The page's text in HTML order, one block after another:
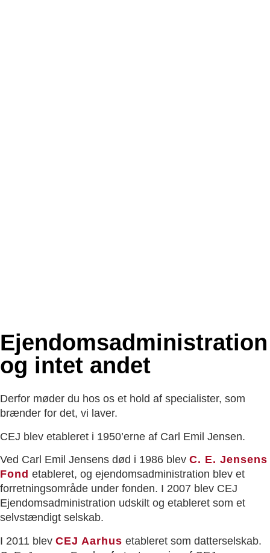
Ejendoms­administration
og intet andet
Derfor møder du hos os et hold af specialister, som
brænder for det, vi laver.
CEJ blev etableret i 1950’erne af Carl Emil Jensen.
Ved Carl Emil Jensens død i 1986 blev C. E. Jensens
Fond etableret, og ejendomsadministration blev et
forretningsområde under fonden. I 2007 blev CEJ
Ejendomsadministration udskilt og etableret som et
selvstændigt selskab.
I 2011 blev CEJ Aarhus etableret som datterselskab.